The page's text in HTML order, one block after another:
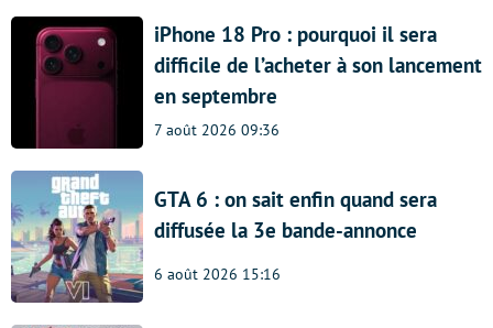
iPhone 18 Pro : pourquoi il sera
difficile de l’acheter à son lancement
en septembre
7 août 2026 09:36
GTA 6 : on sait enfin quand sera
diffusée la 3e bande-annonce
6 août 2026 15:16